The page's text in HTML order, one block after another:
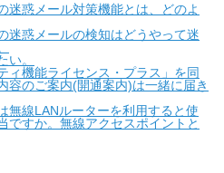
迷惑メール対策機能とは、どのよ
迷惑メールの検知はどうやって迷
い。
ィ機能ライセンス・プラス」を同
容のご案内(開通案内)は一緒に届き
無線LANルーターを利用すると使
ですか。無線アクセスポイントと